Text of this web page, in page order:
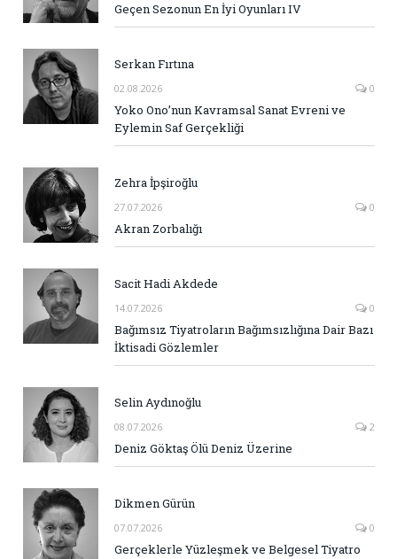
Geçen Sezonun En İyi Oyunları IV
Serkan Fırtına
02.08.2026 0
Yoko Ono’nun Kavramsal Sanat Evreni ve
Eylemin Saf Gerçekliği
Zehra İpşiroğlu
27.07.2026 0
Akran Zorbalığı
Sacit Hadi Akdede
14.07.2026 0
Bağımsız Tiyatroların Bağımsızlığına Dair Bazı
İktisadi Gözlemler
Selin Aydınoğlu
08.07.2026 2
Deniz Göktaş Ölü Deniz Üzerine
Dikmen Gürün
07.07.2026 0
Gerçeklerle Yüzleşmek ve Belgesel Tiyatro